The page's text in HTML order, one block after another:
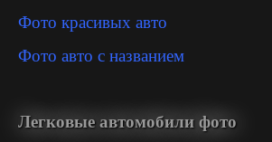
Фото красивых авто
Фото авто с названием
Легковые автомобили фото